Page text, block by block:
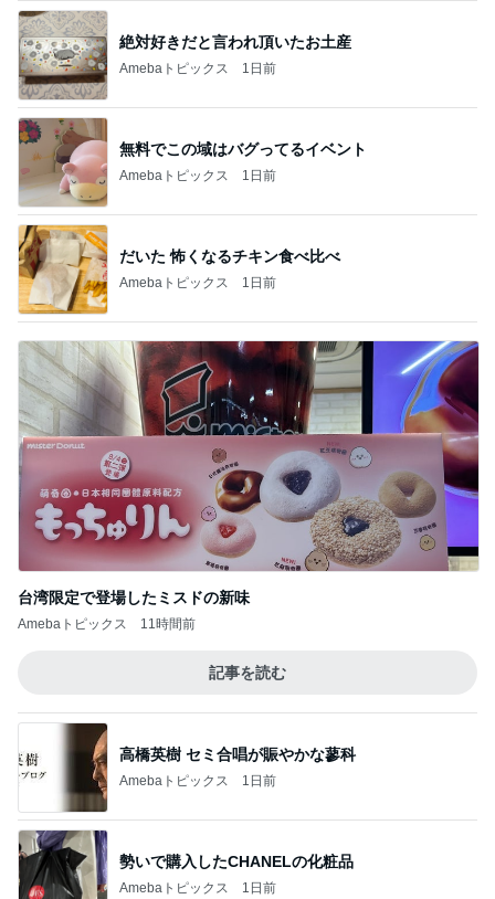
絶対好きだと言われ頂いたお土産
Amebaトピックス 1日前
無料でこの域はバグってるイベント
Amebaトピックス 1日前
だいた 怖くなるチキン食べ比べ
Amebaトピックス 1日前
台湾限定で登場したミスドの新味
Amebaトピックス 11時間前
記事を読む
高橋英樹 セミ合唱が賑やかな蓼科
Amebaトピックス 1日前
勢いで購入したCHANELの化粧品
Amebaトピックス 1日前